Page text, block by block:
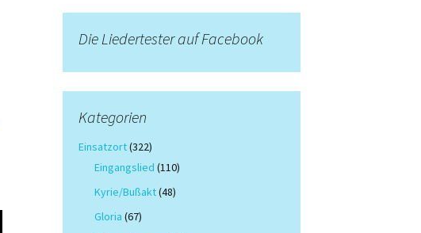
Die Liedertester auf Facebook
Kategorien
Einsatzort(322)
Eingangslied (110)
Kyrie/Bußakt(48)
Gloria (67)